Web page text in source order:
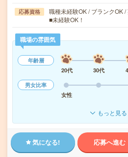
応募資格
職種未経験OK / ブランクOK
■未経験OK！
職場の雰囲気
年齢層
20代
30代
男女比率
女性
もっと見る
気になる! 応募へ進む